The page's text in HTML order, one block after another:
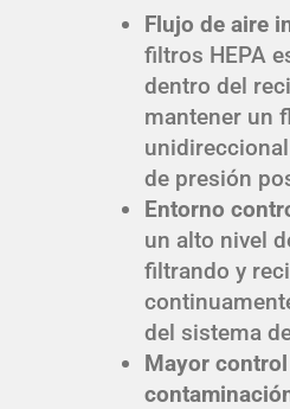
Flujo de aire
filtros HEPA
dentro del
mantener un
de presión
Entorno
un alto nivel
filtrando y
del sistema
Mayor